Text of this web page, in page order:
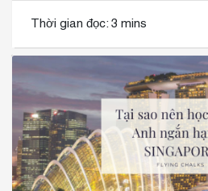
Thời gian đọc: 3 mins